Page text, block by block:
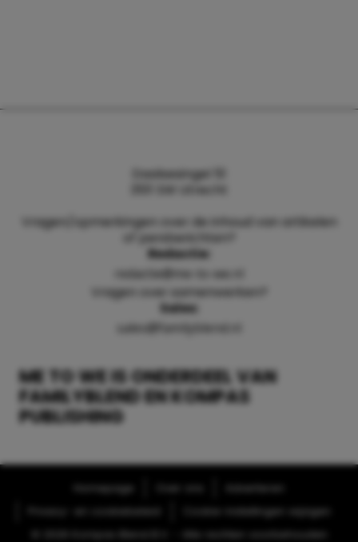
ME TO WE IS ONDERDEEL VAN
FAMILYBLEND EN KOMPAS
PUBLISHING
Daalsesingel 51
3511 SW Utrecht
Vragen/opmerkingen over de inhoud van artikelen
of persberichten?
Redactie:
redactie@me-to-we.nl
Vragen over samenwerken?
Sales:
sales@familyblend.nl
Homepage